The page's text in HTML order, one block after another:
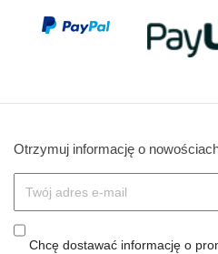
Otrzymuj informację o
Chcę dostawać informację o